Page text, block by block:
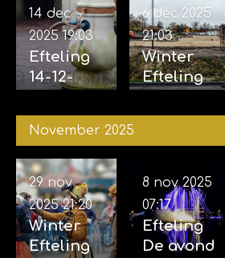
Efteling
14-12-
14 dec
2025 19:03
Winter
Efteling
2025
6 dec 2025
21:03
November 2025
Winter
Efteling
29 nov
2025 21:20
Efteling
De avond
8 nov 2025
07:17